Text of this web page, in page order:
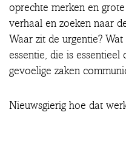
oprechte merken en
verhaal en zoeken naar
Waar zit de urgentie?
essentie, die is
gevoelige zaken
Nieuwsgierig hoe dat